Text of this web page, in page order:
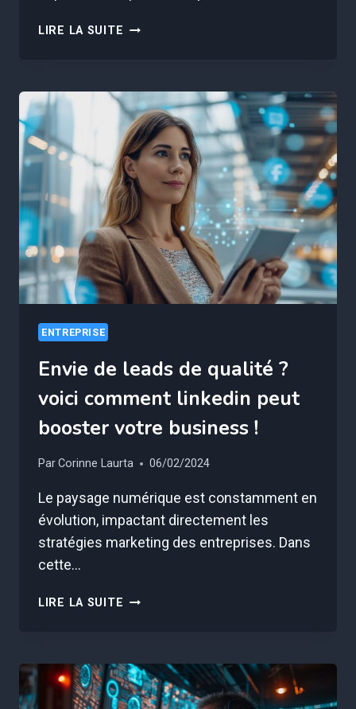
LIRE LA SUITE REVOLUTIONIZE
THE
ASSISTANT
TOOL
CHANGING
COMMUNICATION
!
ENTREPRISE
Envie de leads de qualité ?
voici comment linkedin peut
booster votre business !
ParCorinne Laurta 06/02/2024
Le paysage numérique est constamment en
évolution, impactant directement les
stratégies marketing des entreprises. Dans
cette…
LIRE LA SUITE ENVIE
QUALITÉ
?